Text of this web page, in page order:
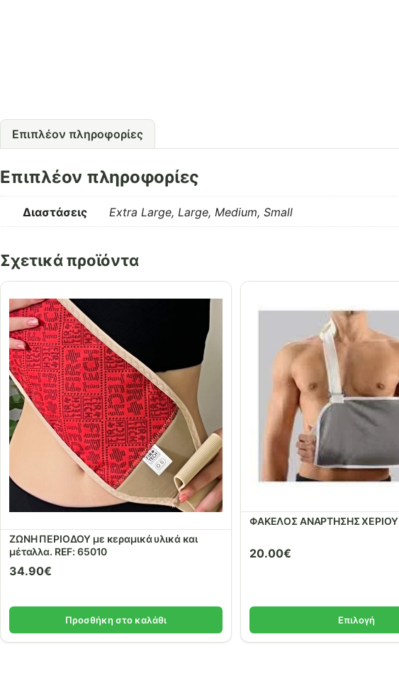
Επιπλέον πληροφορίες
Επιπλέον πληροφορίες
Διαστάσεις Extra Large, Large, Medium, Small
Σχετικά προϊόντα
ΖΩΝΗ ΠΕΡΙΟΔΟΥ με κεραμικά υλικά και
μέταλλα. REF: 65010
34.90€
Προσθήκη στο καλάθι
ΦΑΚΕΛΟΣ ΑΝΑΡΤΗΣΗΣ ΧΕΡΙΟΥ
20.00€
Επιλογή